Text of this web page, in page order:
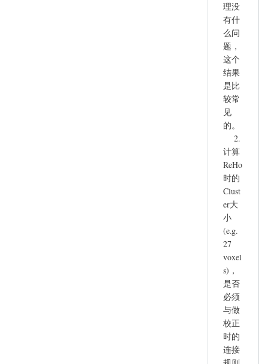
理没
有什
么问
题，
这个
结果
是比
较常
见
的。
2.
计算
ReHo
时的
Clust
er大
小
(e.g.
27
voxel
s)，
是否
必须
与做
校正
时的
连接